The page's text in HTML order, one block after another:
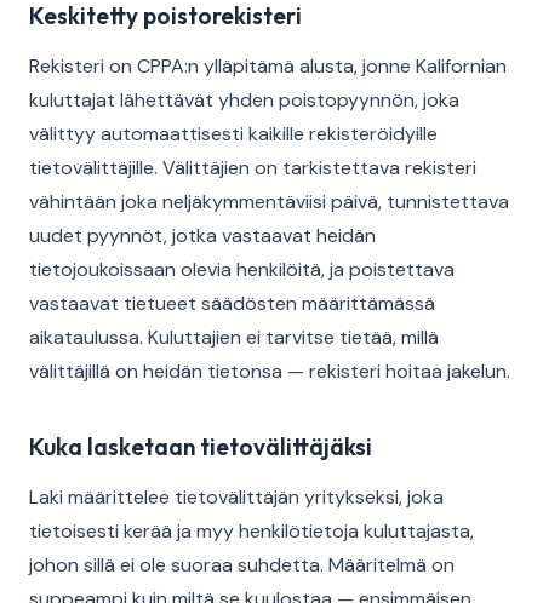
Keskitetty poistorekisteri
Rekisteri on CPPA:n ylläpitämä alusta, jonne Kalifornian
kuluttajat lähettävät yhden poistopyynnön, joka
välittyy automaattisesti kaikille rekisteröidyille
tietovälittäjille. Välittäjien on tarkistettava rekisteri
vähintään joka neljäkymmentäviisi päivä, tunnistettava
uudet pyynnöt, jotka vastaavat heidän
tietojoukoissaan olevia henkilöitä, ja poistettava
vastaavat tietueet säädösten määrittämässä
aikataulussa. Kuluttajien ei tarvitse tietää, millä
välittäjillä on heidän tietonsa — rekisteri hoitaa jakelun.
Kuka lasketaan tietovälittäjäksi
Laki määrittelee tietovälittäjän yritykseksi, joka
tietoisesti kerää ja myy henkilötietoja kuluttajasta,
johon sillä ei ole suoraa suhdetta. Määritelmä on